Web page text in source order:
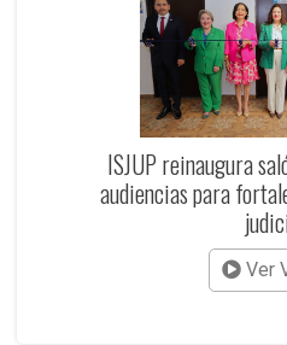
ISJUP reinaugura
audiencias para
Ver